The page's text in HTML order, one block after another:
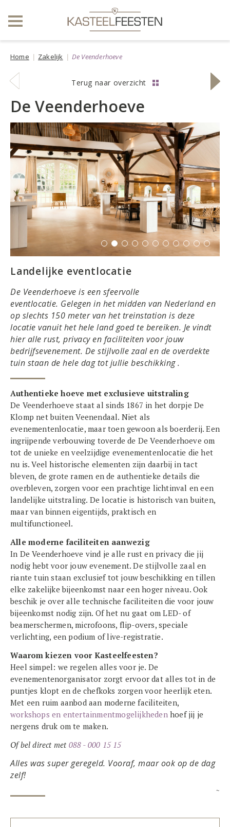
Home Zakelijk De Veenderhoeve
vorige
locatie
Terug naar overzicht
De Veenderhoeve
Landelijke eventlocatie
De Veenderhoeve is een sfeervolle
eventlocatie. Gelegen in het midden van Nederland en
op slechts 150 meter van het treinstation is deze
locatie vanuit het hele land goed te bereiken. Je vindt
hier alle rust, privacy en faciliteiten voor jouw
bedrijfsevenement. De stijlvolle zaal en de overdekte
tuin staan de hele dag tot jullie beschikking .
Authentieke hoeve met exclusieve uitstraling
De Veenderhoeve staat al sinds 1867 in het dorpje De
Klomp net buiten Veenendaal. Niet als
evenementenlocatie, maar toen gewoon als boerderij. Een
ingrijpende verbouwing toverde de De Veenderhoeve om
tot de unieke en veelzijdige evenementenlocatie die het
nu is. Veel historische elementen zijn daarbij in tact
bleven, de grote ramen en de authentieke details die
overbleven, zorgen voor een prachtige lichtinval en een
landelijke uitstraling. De locatie is historisch van buiten,
maar van binnen eigentijds, praktisch en
multifunctioneel.
Alle moderne faciliteiten aanwezig
In De Veenderhoeve vind je alle rust en privacy die jij
nodig hebt voor jouw evenement. De stijlvolle zaal en
riante tuin staan exclusief tot jouw beschikking en tillen
elke zakelijke bijeenkomst naar een hoger niveau. Ook
beschik je over alle technische faciliteiten die voor jouw
bijeenkomst nodig zijn. Of het nu gaat om LED- of
beamerschermen, microfoons, flip-overs, speciale
verlichting, een podium of live-registratie.
Waarom kiezen voor Kasteelfeesten?
Heel simpel: we regelen alles voor je. De
evenementenorganisator zorgt ervoor dat alles tot in de
puntjes klopt en de chefkoks zorgen voor heerlijk eten.
Met een ruim aanbod aan moderne faciliteiten,
workshops en entertainmentmogelijkhedenhoef jij je
nergens druk om te maken.
Of bel direct met 088 - 000 15 15
Alles was super geregeld. Vooraf, maar ook op de dag
zelf!
~